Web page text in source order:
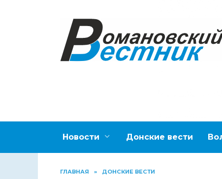
Новости Донские вести
ГЛАВНАЯ » ДОНСКИЕ ВЕСТИ